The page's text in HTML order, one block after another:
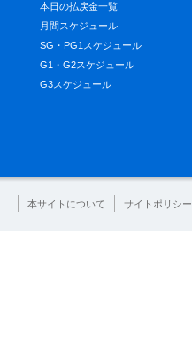
本日の払戻金一覧
月間スケジュール
SG・PG1スケジュール
G1・G2スケジュール
G3スケジュール
本サイトについて サイトポリシー